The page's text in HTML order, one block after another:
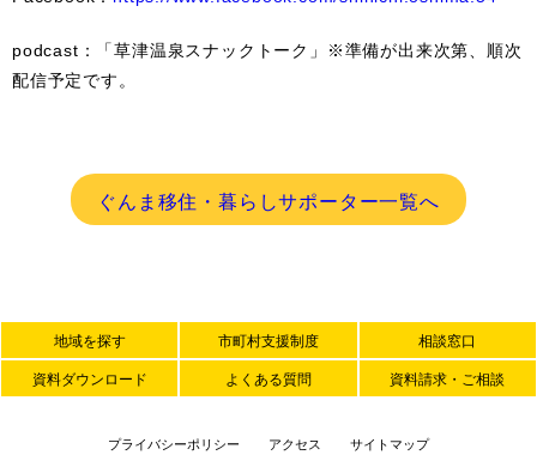
podcast：「草津温泉スナックトーク」※準備が出来次第、順次
配信予定です。
ぐんま移住・暮らしサポーター一覧へ
地域を探す 市町村支援制度 相談窓口
資料ダウンロード よくある質問 資料請求・ご相談
プライバシーポリシー アクセス サイトマップ